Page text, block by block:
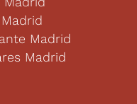
Madrid
Madrid